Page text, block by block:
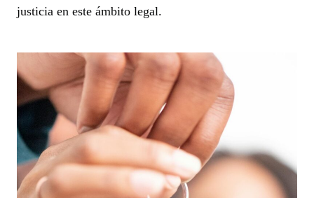
justicia en este ámbito legal.